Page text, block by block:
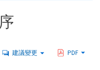
建議變更 PDF